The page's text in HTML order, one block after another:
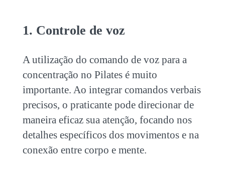
1. Controle de voz
A utilização do comando de voz para a
concentração no Pilatesé muito
importante. Ao integrar comandos verbais
precisos, o praticante pode direcionar de
maneira eficaz sua atenção, focando nos
detalhes específicos dos movimentos e na
conexão entre corpo e mente.